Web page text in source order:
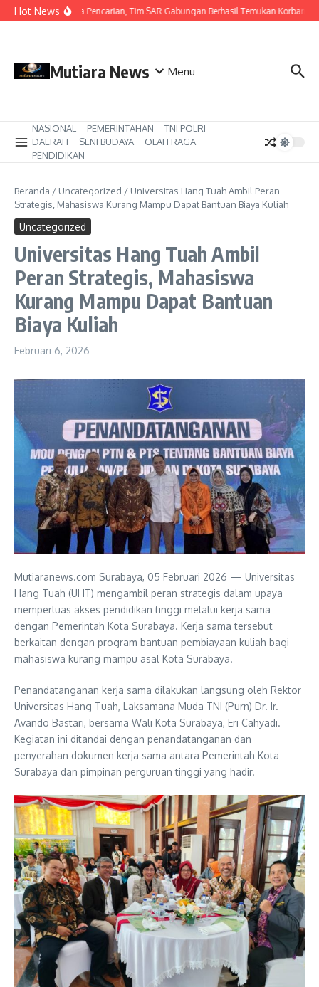
Lewati ke konten
Hot News
Hari Ketiga Pencarian, Tim SAR Gabungan Berhasil Temukan Korban
Mutiara News Menu
NASIONAL PEMERINTAHAN
TNI POLRI
DAERAH
SENI BUDAYA
OLAH RAGA
PENDIDIKAN
Beranda / Uncategorized / Universitas Hang Tuah Ambil Peran
Strategis, Mahasiswa Kurang Mampu Dapat Bantuan Biaya Kuliah
Uncategorized
Universitas Hang Tuah Ambil
Peran Strategis, Mahasiswa
Kurang Mampu Dapat Bantuan
Biaya Kuliah
Februari 6, 2026
Mutiaranews.com Surabaya, 05 Februari 2026 — Universitas
Hang Tuah (UHT) mengambil peran strategis dalam upaya
memperluas akses pendidikan tinggi melalui kerja sama
dengan Pemerintah Kota Surabaya. Kerja sama tersebut
berkaitan dengan program bantuan pembiayaan kuliah bagi
mahasiswa kurang mampu asal Kota Surabaya.
Penandatanganan kerja sama dilakukan langsung oleh Rektor
Universitas Hang Tuah, Laksamana Muda TNI (Purn) Dr. Ir.
Avando Bastari, bersama Wali Kota Surabaya, Eri Cahyadi.
Kegiatan ini ditandai dengan penandatanganan dan
penyerahan dokumen kerja sama antara Pemerintah Kota
Surabaya dan pimpinan perguruan tinggi yang hadir.